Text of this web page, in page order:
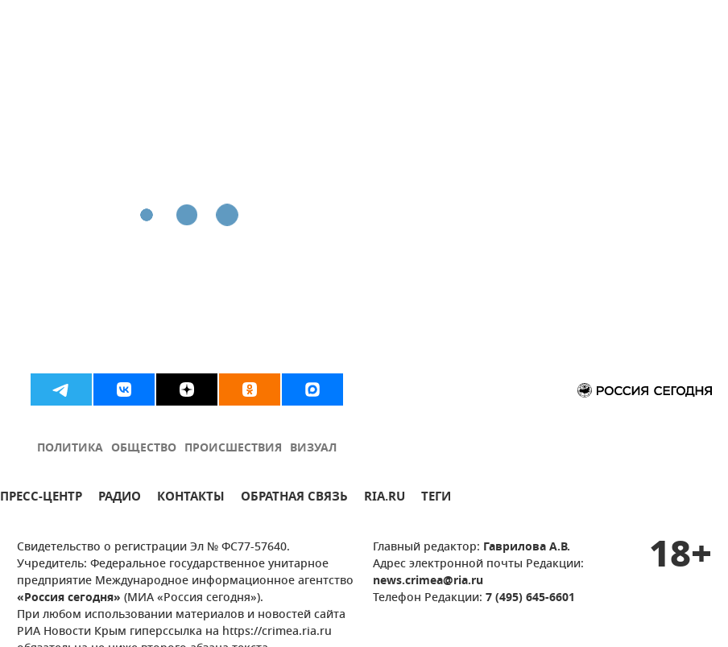
ПОЛИТИКА ОБЩЕСТВО ПРОИСШЕСТВИЯ ВИЗУАЛ
ПРЕСС-ЦЕНТР РАДИО КОНТАКТЫ ОБРАТНАЯ СВЯЗЬ RIA.RU ТЕГИ
Свидетельство о регистрации Эл № ФС77-57640.
Учредитель: Федеральное государственное унитарное
предприятие Международное информационное агентство
«Россия сегодня» (МИА «Россия сегодня»).
При любом использовании материалов и новостей сайта
РИА Новости Крым гиперссылка на https://crimea.ria.ru
Главный редактор: Гаврилова А.В.
Адрес электронной почты Редакции:
news.crimea@ria.ru
Телефон Редакции: 7 (495) 645-6601
18+